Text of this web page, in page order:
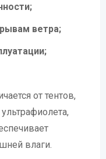
ветра;
от тентов,
влаги.